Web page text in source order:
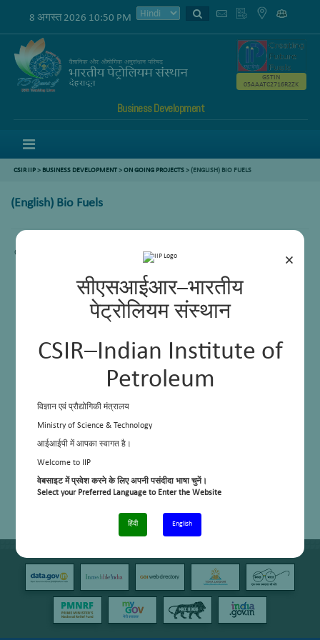
×
सीएसआईआर–भारतीय
पेट्रोलियम संस्थान
CSIR–Indian Institute of
Petroleum
विज्ञान एवं प्रौद्योगिकी मंत्रालय
Ministry of Science & Technology
आईआईपी में आपका स्वागत है।
Welcome to IIP
वेबसाइट में प्रवेश करने के लिए अपनी पसंदीदा भाषा चुनें।
Select your Preferred Language to Enter the Website
हिंदी English
8 अगस्त 2026 10:50 PM
Business Development
GSTIN
05AAATC2716R2ZK
CSIR IIP> BUSINESS DEVELOPMENT>ON GOING PROJECTS> (ENGLISH) BIO FUELS
(English) Bio Fuels
Content not available.